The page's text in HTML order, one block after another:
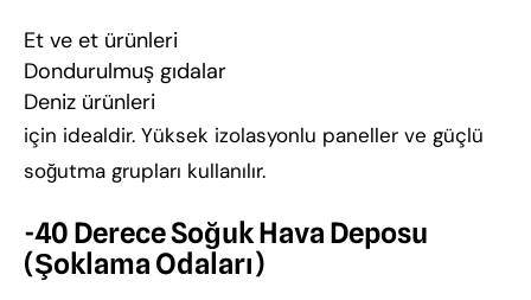
Et ve et ürünleri
Dondurulmuş gıdalar
Deniz ürünleri
için idealdir. Yüksek izolasyonlu paneller ve güçlü
soğutma grupları kullanılır.
-40 Derece Soğuk Hava Deposu
(Şoklama Odaları)